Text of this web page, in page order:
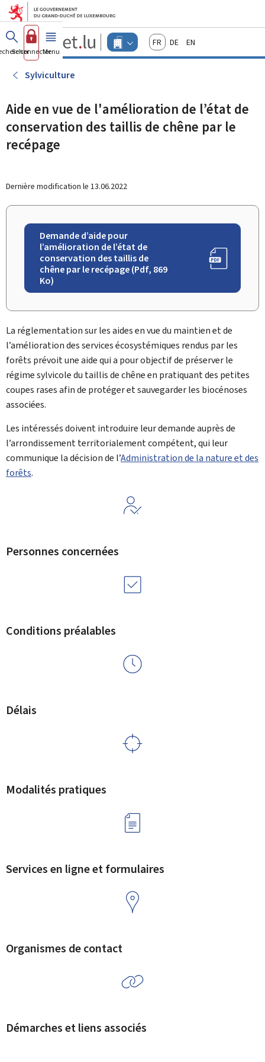
Aller au menu principal
Aller au contenu
Guichet.lu
Changer
d'espace
actif
FrançaisDeutschEnglish
Se connecterMenu principal
Sylviculture
Aide en vue de l'amélioration de l’état de
conservation des taillis de chêne par le
recépage
Dernière modification le 13.06.2022
Demande d’aide pour
l’amélioration de l’état de
conservation des taillis de
chêne par le recépage (Pdf, 869
Ko)
La réglementation sur les aides en vue du maintien et de
l’amélioration des services écosystémiques rendus par les
forêts prévoit une aide qui a pour objectif de préserver le
régime sylvicole du taillis de chêne en pratiquant des petites
coupes rases afin de protéger et sauvegarder les biocénoses
associées.
Les intéressés doivent introduire leur demande auprès de
l’arrondissement territorialement compétent, qui leur
communique la décision de l’Administration de la nature et des
forêts.
Personnes concernées
Conditions préalables
Délais
Modalités pratiques
Services en ligne et formulaires
Organismes de contact
Démarches et liens associés